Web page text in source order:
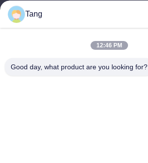
Contattaci
Categorie
Spuntino della fava
Tang
12:46 PM
Good day, what product are you looking for?